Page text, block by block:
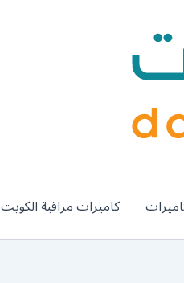
كاميرات مراقبة الكويت